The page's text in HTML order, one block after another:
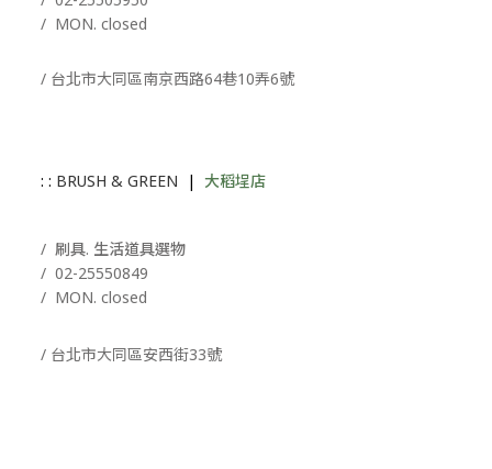
/ MON. closed
/ 台北市大同區南京西路64巷10弄6號
: : BRUSH & GREEN | 大稻埕店
/ 刷具. 生活道具選物
/ 02-25550849
/ MON. closed
/ 台北市大同區安西街33號